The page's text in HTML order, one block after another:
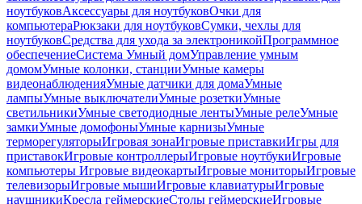
ноутбуковАксессуары для ноутбуковОчки для
компьютераРюкзаки для ноутбуковСумки, чехлы для
ноутбуковСредства для ухода за электроникойПрограммное
обеспечениеСистема Умный домУправление умным
домомУмные колонки, станцииУмные камеры
видеонаблюденияУмные датчики для домаУмные
лампыУмные выключателиУмные розеткиУмные
светильникиУмные светодиодные лентыУмные релеУмные
замкиУмные домофоныУмные карнизыУмные
терморегуляторыИгровая зонаИгровые приставкиИгры для
приставокИгровые контроллерыИгровые ноутбукиИгровые
компьютеры Игровые видеокартыИгровые мониторыИгровые
телевизорыИгровые мышиИгровые клавиатурыИгровые
наушникиКресла геймерскиеСтолы геймерскиеИгровые